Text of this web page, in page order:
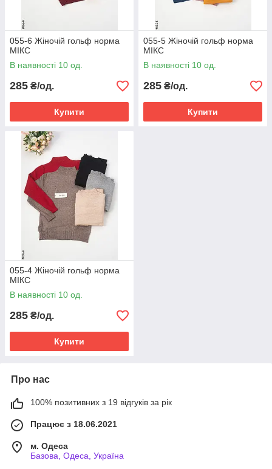
055-6 Жіночій гольф норма
МІКС
В наявності 10 од.
285 ₴/од.
Купити
055-5 Жіночій гольф норма
МІКС
В наявності 10 од.
285 ₴/од.
Купити
055-4 Жіночій гольф норма
МІКС
В наявності 10 од.
285 ₴/од.
Купити
Про нас
100% позитивних з 19 відгуків за рік
Працює з 18.06.2021
м. Одеса
Базова, Одеса, Україна